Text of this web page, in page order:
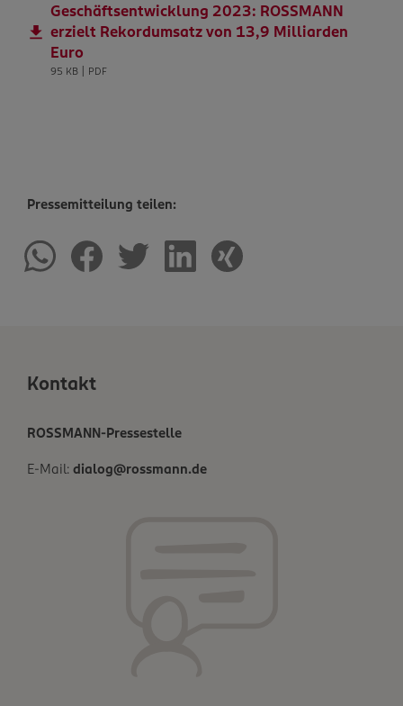
Geschäftsentwicklung 2023: ROSSMANN
erzielt Rekordumsatz von 13,9 Milliarden
Euro
95 KB | PDF
Pressemitteilung teilen:
Kontakt
ROSSMANN-Pressestelle
E-Mail: dialog@rossmann.de